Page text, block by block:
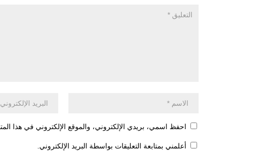
احفظ اسمي، بريدي الإلكتروني، والموقع الإلكتروني في هذا
أعلمني بمتابعة التعليقات بواسطة البريد الإلكتروني.